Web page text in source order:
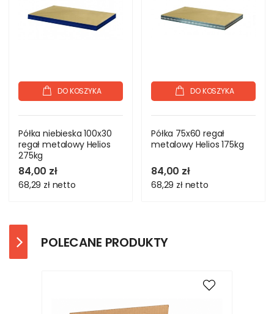
DO KOSZYKA
Półka niebieska 100x30
regał metalowy Helios
275kg
84,00 zł
68,29 zł netto
DO KOSZYKA
Półka 75x60 regał
metalowy Helios 175kg
84,00 zł
68,29 zł netto
POLECANE PRODUKTY